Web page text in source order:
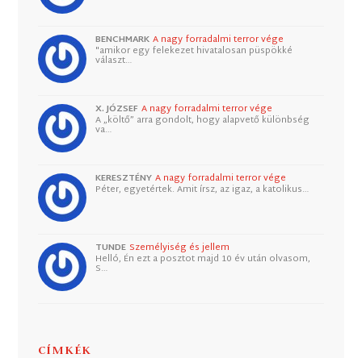
BENCHMARK A nagy forradalmi terror vége
"amikor egy felekezet hivatalosan püspökké
választ…
X. JÓZSEF A nagy forradalmi terror vége
A „költő” arra gondolt, hogy alapvető különbség
va…
KERESZTÉNY A nagy forradalmi terror vége
Péter, egyetértek. Amit írsz, az igaz, a katolikus…
TUNDE Személyiség és jellem
Helló, Én ezt a posztot majd 10 év után olvasom,
S…
CÍMKÉK